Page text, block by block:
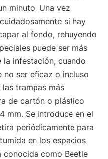
minuto. Una vez
si hay
al fondo, rehuyendo
puede ser más
la infestación, cuando
no ser eficaz o incluso
trampas más
de cartón o plástico
mm. Se introduce en el
periódicamente para
en los espacios
conocida como Beetle